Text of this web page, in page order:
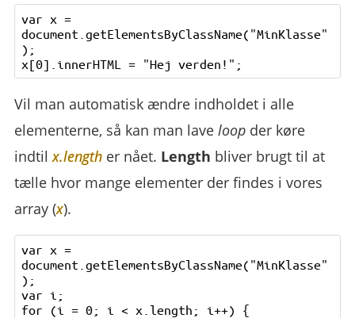
var x =
document.getElementsByClassName("MinKlasse"
);
Vil man automatisk ændre indholdet i alle
elementerne, så kan man laveloop der køre
indtilx.length er nået. Length bliver brugt til at
tælle hvor mange elementer der findes i vores
array (x).
var x =
document.getElementsByClassName("MinKlasse"
);
var i;
for (i = 0; i < x.length; i++) {